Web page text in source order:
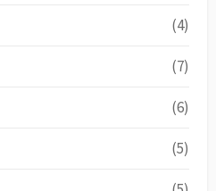
(4)
(7)
(6)
(5)